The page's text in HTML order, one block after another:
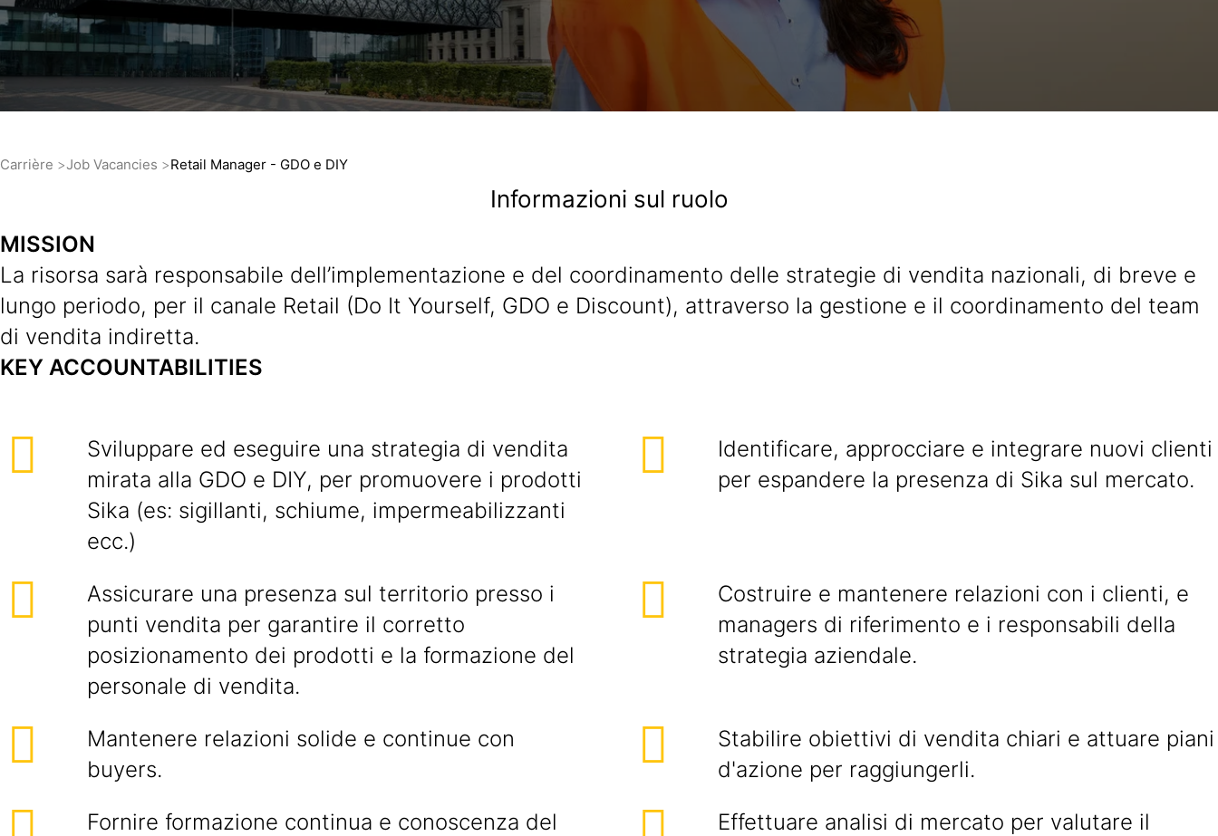
Carrière Job Vacancies Retail Manager - GDO e DIY
Informazioni sul ruolo
MISSION
La risorsa sarà responsabile dell’implementazione e del coordinamento delle strategie di vendita nazionali, di breve e
lungo periodo, per il canale Retail (Do It Yourself, GDO e Discount), attraverso la gestione e il coordinamento del team
di vendita indiretta.
KEY ACCOUNTABILITIES
Sviluppare ed eseguire una strategia di vendita
mirata alla GDO e DIY, per promuovere i prodotti
Sika (es: sigillanti, schiume, impermeabilizzanti
ecc.)
Identificare, approcciare e integrare nuovi clienti
per espandere la presenza di Sika sul mercato.
Assicurare una presenza sul territorio presso i
punti vendita per garantire il corretto
posizionamento dei prodotti e la formazione del
personale di vendita.
Costruire e mantenere relazioni con i clienti, e
managers di riferimento e i responsabili della
strategia aziendale.
Mantenere relazioni solide e continue con
buyers.
Stabilire obiettivi di vendita chiari e attuare piani
d'azione per raggiungerli.
Fornire formazione continua e conoscenza del
Effettuare analisi di mercato per valutare il